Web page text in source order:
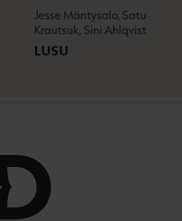
Jesse Mäntysalo, Satu
Krautsuk, Sini Ahlqvist
LUSU